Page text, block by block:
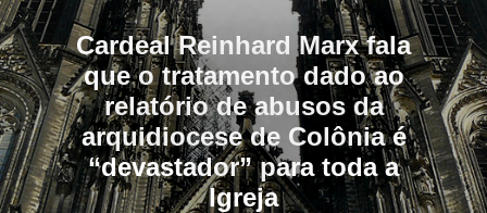
Cardeal Reinhard Marx fala
que o tratamento dado ao
relatório de abusos da
arquidiocese de Colônia é
“devastador” para toda a
Igreja